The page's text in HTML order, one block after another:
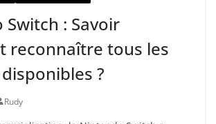
: Savoir
reconnaître tous les
?
Rudy